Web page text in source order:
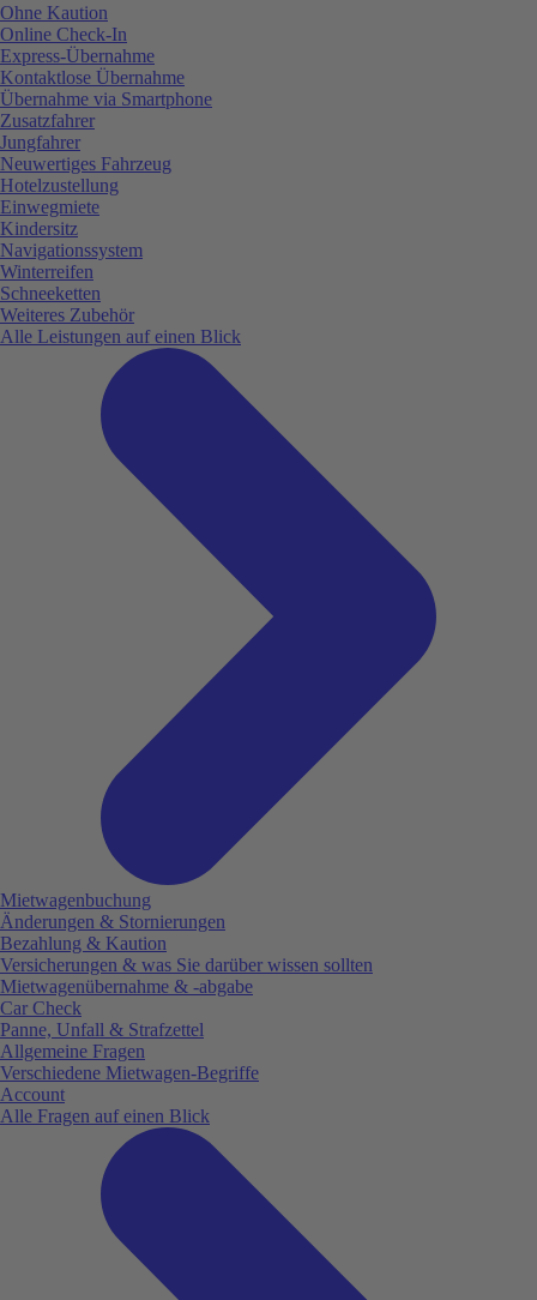
Ohne Kaution
Online Check-In
Express-Übernahme
Kontaktlose Übernahme
Übernahme via Smartphone
Zusatzfahrer
Jungfahrer
Neuwertiges Fahrzeug
Hotelzustellung
Einwegmiete
Kindersitz
Navigationssystem
Winterreifen
Schneeketten
Weiteres Zubehör
Alle Leistungen auf einen Blick
Mietwagenbuchung
Änderungen & Stornierungen
Bezahlung & Kaution
Versicherungen & was Sie darüber wissen sollten
Mietwagenübernahme & -abgabe
Car Check
Panne, Unfall & Strafzettel
Allgemeine Fragen
Verschiedene Mietwagen-Begriffe
Account
Alle Fragen auf einen Blick